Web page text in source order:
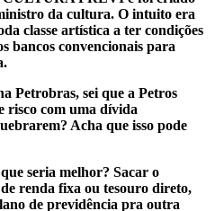
da cultura. O intuito era
classe artística a ter condições
bancos convencionais para
Petrobras, sei que a Petros
risco com uma dívida
Acha que isso pode
seria melhor? Sacar o
renda fixa ou tesouro direto,
de previdência pra outra